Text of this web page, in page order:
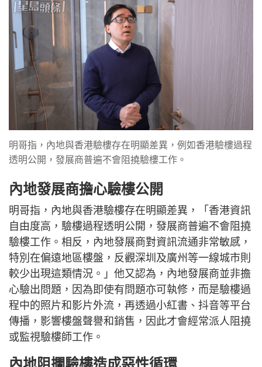
明哥指，內地與香港驗樓存在明顯差異，例如香港驗樓過程
透明公開，發展商普遍不會阻撓驗樓工作。
內地發展商擔心驗樓公開
明哥指，內地與香港驗樓存在明顯差異，「香港資訊
自由度高，驗樓過程透明公開，發展商普遍不會阻撓
驗樓工作。相反，內地發展商對資訊流通非常敏感，
特別在偏遠地區樓盤，反觀深圳及廣州等一線城市則
較少出現這類情況。」他又認為，內地發展商並非擔
心驗出問題，因為即使有問題亦可執修，而是驗樓過
程中的照片和影片外流，再透過小紅書、抖音等平台
傳播，影響樓盤聲譽和銷售，因此才會經常派人阻撓
或監視驗樓師工作。
內地阻攔驗樓造成惡性循環